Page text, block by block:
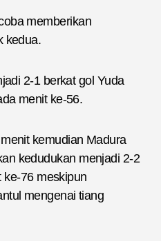
memberikan
kedua.
2-1 berkat gol Yuda
menit ke-56.
kemudian Madura
kedudukan menjadi 2-2
ke-76 meskipun
mengenai tiang